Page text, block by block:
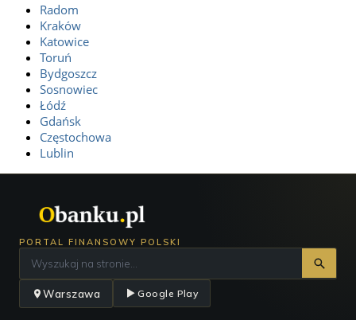
Kontakt:
Radom
Kraków
Katowice
Toruń
Bydgoszcz
Sosnowiec
Łódź
Gdańsk
Częstochowa
Lublin
PORTAL FINANSOWY POLSKI
Warszawa Google Play